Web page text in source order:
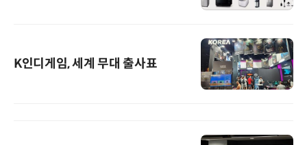
K인디게임, 세계 무대 출사표